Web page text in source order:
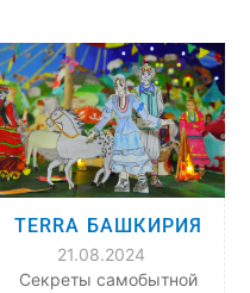
TERRA БАШКИРИЯ
21.08.2024
Секреты самобытной